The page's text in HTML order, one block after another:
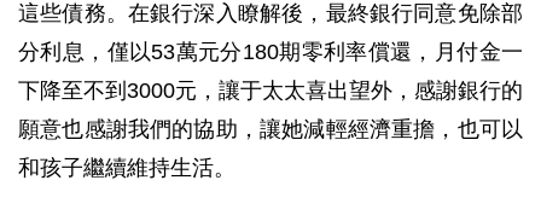
這些債務。在銀行深入瞭解後，最終銀行同意免除部
分利息，僅以53萬元分180期零利率償還，月付金一
下降至不到3000元，讓于太太喜出望外，感謝銀行的
願意也感謝我們的協助，讓她減輕經濟重擔，也可以
和孩子繼續維持生活。